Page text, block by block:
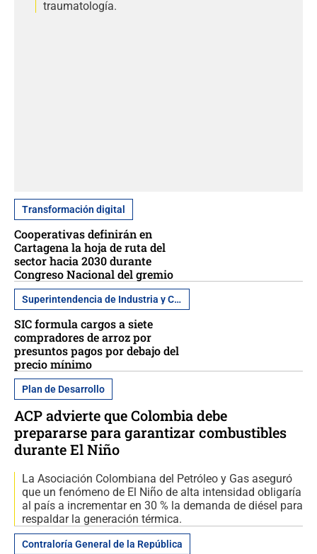
traumatología.
Transformación digital
Cooperativas definirán en
Cartagena la hoja de ruta del
sector hacia 2030 durante
Congreso Nacional del gremio
Superintendencia de Industria y Comercio
SIC formula cargos a siete
compradores de arroz por
presuntos pagos por debajo del
precio mínimo
Plan de Desarrollo
ACP advierte que Colombia debe
prepararse para garantizar combustibles
durante El Niño
La Asociación Colombiana del Petróleo y Gas aseguró
que un fenómeno de El Niño de alta intensidad obligaría
al país a incrementar en 30 % la demanda de diésel para
respaldar la generación térmica.
Contraloría General de la República